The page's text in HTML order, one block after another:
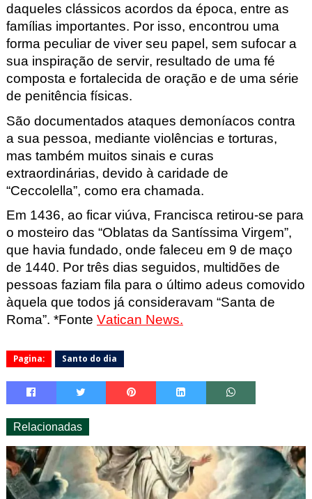
daqueles clássicos acordos da época, entre as
famílias importantes. Por isso, encontrou uma
forma peculiar de viver seu papel, sem sufocar a
sua inspiração de servir, resultado de uma fé
composta e fortalecida de oração e de uma série
de penitência físicas.
São documentados ataques demoníacos contra
a sua pessoa, mediante violências e torturas,
mas também muitos sinais e curas
extraordinárias, devido à caridade de
“Ceccolella”, como era chamada.
Em 1436, ao ficar viúva, Francisca retirou-se para
o mosteiro das “Oblatas da Santíssima Virgem”,
que havia fundado, onde faleceu em 9 de maço
de 1440. Por três dias seguidos, multidões de
pessoas faziam fila para o último adeus comovido
àquela que todos já consideravam “Santa de
Roma”. *Fonte Vatican News.
Pagina: Santo do dia
Relacionadas